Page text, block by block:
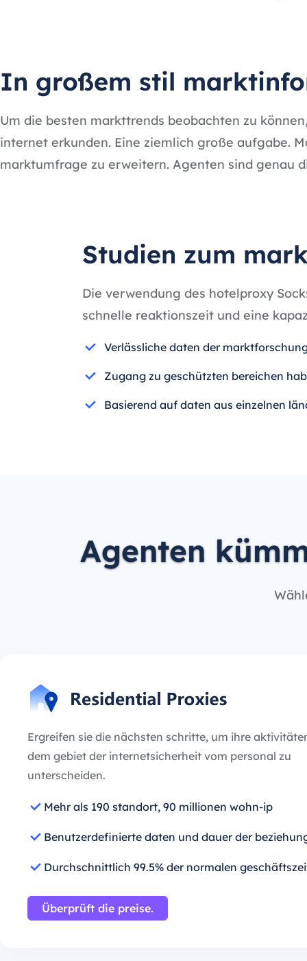
In großem stil
Um die besten markttrends beobachten zu
internet erkunden. Eine ziemlich große aufgabe.
marktumfrage zu erweitern. Agenten sind genau
Studien zum
Die verwendung des hotelproxy
schnelle reaktionszeit und eine
Verlässliche daten der
Zugang zu geschützten bereichen
Basierend auf daten aus einzelnen
Agenten
Ergreifen sie die nächsten schritte, um ihre
dem gebiet der internetsicherheit vom personal zu
unterscheiden.
Mehr als 190 standort, 90 millionen wohn-ip
Benutzerdefinierte daten und dauer der
Durchschnittlich 99.5% der normalen
Überprüft die preise.